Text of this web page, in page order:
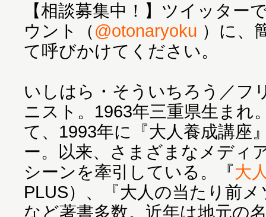
【相談募集中！】ツイッター
ウント（@otonaryoku ）に、
て呼びかけてください。
いしはら・そういちろう／フ
ニスト。1963年三重県生まれ
て、1993年に『大人養成講座
ー。以来、さまざまなメディ
シーンを牽引している。『大
PLUS）、『大人の当たり前
など著書多数。近年は地元の